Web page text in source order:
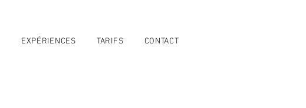
EXPÉRIENCES TARIFS CONTACT